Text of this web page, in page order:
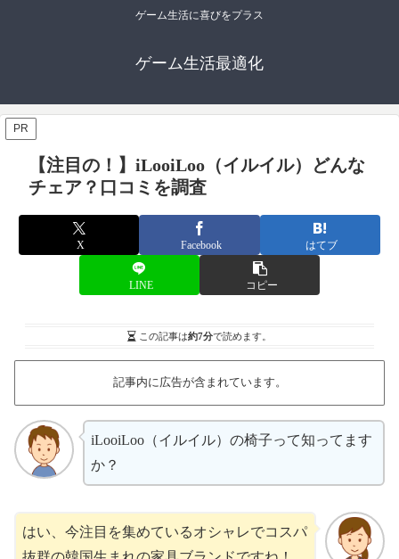
ゲーム生活に喜びをプラス
ゲーム生活最適化
PR
【注目の！】iLooiLoo（イルイル）どんな
チェア？口コミを調査
X Facebook はてブ
LINE コピー
この記事は約7分で読めます。
記事内に広告が含まれています。
iLooiLoo（イルイル）の椅子って知ってます
か？
はい、今注目を集めているオシャレでコスパ